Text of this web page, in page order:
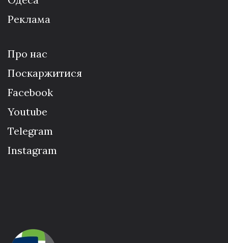
Реклама
Про нас
Поскаржитися
Facebook
Youtube
Telegram
Instagram